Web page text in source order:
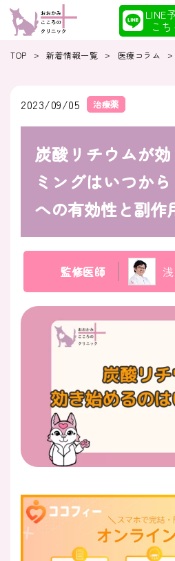
LINE
こち
初めての方へ
クリニック
医師紹介
即日
FAX
TOP > 新着情報一覧 > 医療コラム >
2023/09/05 治療薬
炭酸リチウムが
ミングはいつか
への有効性と副作
監修医師